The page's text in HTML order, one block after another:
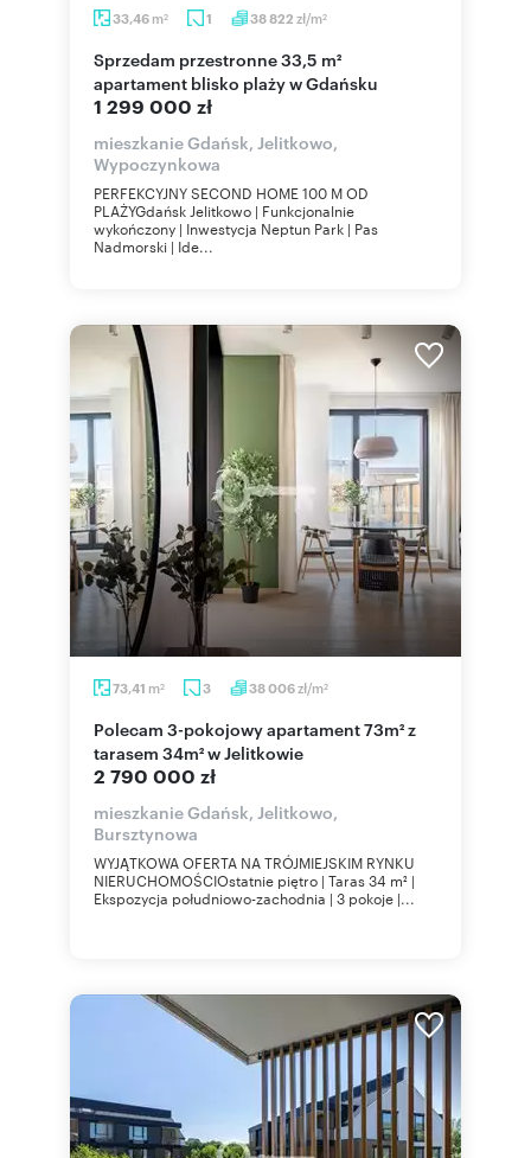
33,46 m2 1 38 822 zł/m2
Sprzedam przestronne 33,5 m²
apartament blisko plaży w Gdańsku
1 299 000 zł
mieszkanie Gdańsk, Jelitkowo,
Wypoczynkowa
PERFEKCYJNY SECOND HOME 100 M OD
PLAŻYGdańsk Jelitkowo | Funkcjonalnie
wykończony | Inwestycja Neptun Park | Pas
Nadmorski | Ide...
73,41 m2 3 38 006zł/m2
Polecam 3-pokojowy apartament 73m² z
tarasem 34m² w Jelitkowie
2 790 000 zł
mieszkanie Gdańsk, Jelitkowo,
Bursztynowa
WYJĄTKOWA OFERTA NA TRÓJMIEJSKIM RYNKU
NIERUCHOMOŚCIOstatnie piętro | Taras 34 m² |
Ekspozycja południowo-zachodnia | 3 pokoje |...